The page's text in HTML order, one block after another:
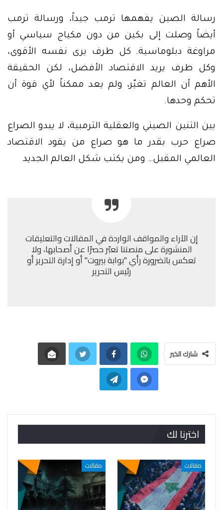
رسالة الصين يفهمها ترمب جيداً، ورسالة ترمب
أيضاً وصلت إلى بكين من دون مكياج سياسي أو
مراوغة دبلوماسية. كل طرف يرى نفسه الأقوى،
وكل طرف يريد الاقتصاد الأفضل، لكن الحقيقة
الأهم أن العالم تغيّر، ولم يعد ممكناً لأي قوة أن
تحكم وحدها.
بين التنين الصيني والعقلية الترمبية، لا يبدو الصراع
صراع حرب بقدر ما هو صراع من يقود الاقتصاد
العالمي المقبل… ومن يكتب شكل العالم الجديد
إن الآراء والمواقف الواردة في المقالات والتعليقات
المنشورة على منصتنا تعبّر حصرًا عن أصحابها، ولا
تعكس بالضرورة رأي "بوابة بيروت" أو إدارة التحرير أو
رئيس التحرير
شارك الخبر
اخترنا لك
مقالات مقالات